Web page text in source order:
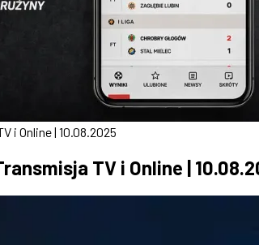
i Online | 10.08.2025
TV i Online |